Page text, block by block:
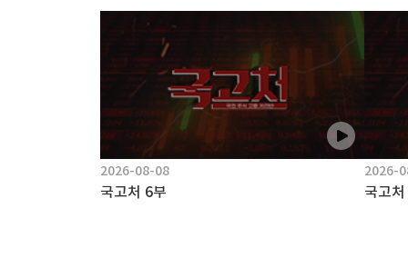
2026-08-08
국고처 6부
2026-
국고